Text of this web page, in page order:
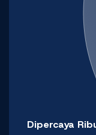
Dipercaya